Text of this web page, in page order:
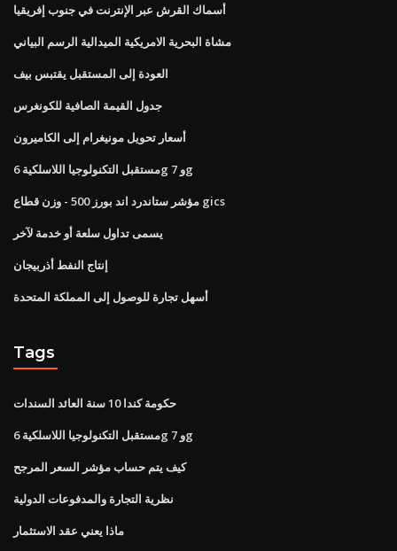
أسماك القرش عبر الإنترنت في جنوب إفريقيا
مشاة البحرية الامريكية الميدالية الرسم البياني
العودة إلى المستقبل يقتبس بيف
جدول القيمة الصافية للكونغرس
أسعار تحويل مونيغرام إلى الكاميرون
مستقبل التكنولوجيا اللاسلكية 6g و 7g
مؤشر ستاندرد اند بورز 500 - وزن قطاع gics
يسمى تداول سلعة أو خدمة لآخر
إنتاج النفط أذربيجان
أسهل تجارة للوصول إلى المملكة المتحدة
Tags
حكومة كندا 10 سنة العائد السندات
مستقبل التكنولوجيا اللاسلكية 6g و 7g
كيف يتم حساب مؤشر السعر المرجح
نظرية التجارة والمدفوعات الدولية
ماذا يعني عقد الاستثمار